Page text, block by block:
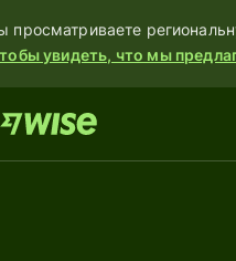
просматриваете
увидеть, что мы